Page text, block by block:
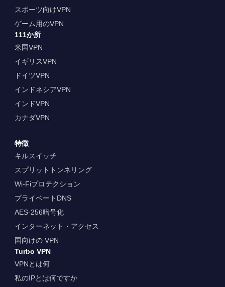
スポーツ向けVPN
ゲーム用のVPN
111か所
米国VPN
イギリスVPN
ドイツVPN
インドネシアVPN
インドVPN
カナダVPN
特徴
キルスイッチ
スプリットトンネリング
Wi-Fiプロテクション
プライベートDNS
AES-256暗号化
インターネット・アクセス
国向けの VPN
Turbo VPN
VPNとは何
私のIPとは何ですか